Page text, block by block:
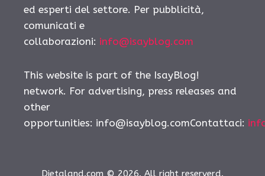
ed esperti del settore. Per pubblicità,
comunicati e
collaborazioni: info@isayblog.com
This website is part of the IsayBlog!
network. For advertising, press releases and
other
opportunities: info@isayblog.comContattaci:
Dietaland.com © 2026. All right reserverd.